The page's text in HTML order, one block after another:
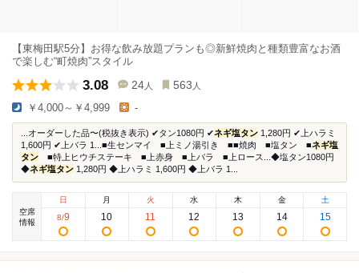
【東梅田駅5分】お得な飲み放題プランも◎新鮮焼肉と種類豊富なお酒
で楽しむ“町焼肉”スタイル
3.08 24 人 563 人
￥4,000～￥4,999 -
...オーダーした品〜(税抜き表示) ✔︎タン1080円 ✔︎ネギ塩タン 1,280円 ✔︎上ハラミ
1,600円 ✔︎上バラ 1...■生センマイ ■上ミノ湯引き ■■焼肉 ■塩タン ■ネギ塩
タン ■特上ヒウチステーキ ■上赤身 ■上バラ ■上ロース...◆塩タン1080円
◆ネギ塩タン 1,280円 ◆上ハラミ 1,600円 ◆上バラ 1...
空席
情報
日
8/9
月
10
火
11
水
12
木
13
金
14
土
15